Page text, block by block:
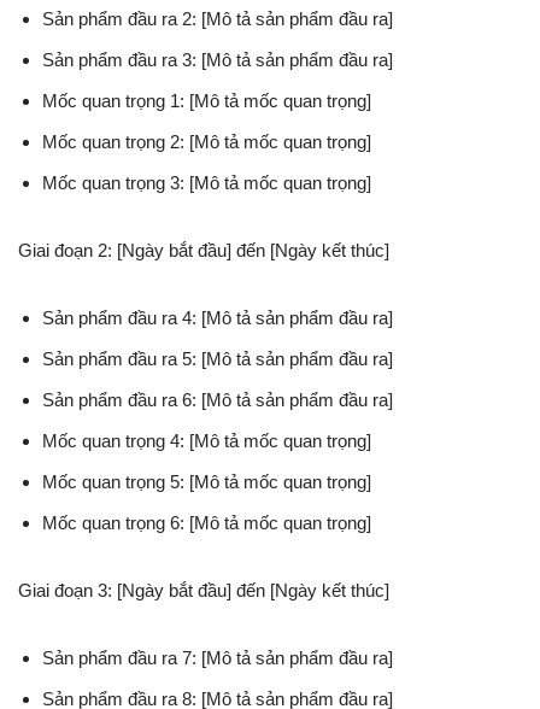
Sản phẩm đầu ra 2: [Mô tả sản phẩm đầu ra]
Sản phẩm đầu ra 3: [Mô tả sản phẩm đầu ra]
Mốc quan trọng 1: [Mô tả mốc quan trọng]
Mốc quan trọng 2: [Mô tả mốc quan trọng]
Mốc quan trọng 3: [Mô tả mốc quan trọng]
Giai đoạn 2: [Ngày bắt đầu] đến [Ngày kết thúc]
Sản phẩm đầu ra 4: [Mô tả sản phẩm đầu ra]
Sản phẩm đầu ra 5: [Mô tả sản phẩm đầu ra]
Sản phẩm đầu ra 6: [Mô tả sản phẩm đầu ra]
Mốc quan trọng 4: [Mô tả mốc quan trọng]
Mốc quan trọng 5: [Mô tả mốc quan trọng]
Mốc quan trọng 6: [Mô tả mốc quan trọng]
Giai đoạn 3: [Ngày bắt đầu] đến [Ngày kết thúc]
Sản phẩm đầu ra 7: [Mô tả sản phẩm đầu ra]
Sản phẩm đầu ra 8: [Mô tả sản phẩm đầu ra]